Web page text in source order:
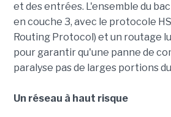
et des entrées. L'ensemble du
en couche 3, avec le protocole
Routing Protocol) et un routage
pour garantir qu'une panne de
paralyse pas de larges portions
Un réseau à haut risque